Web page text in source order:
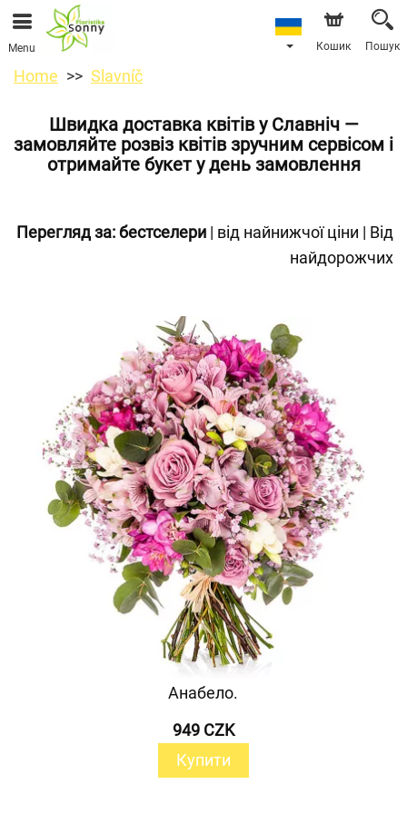
Menu Кошик Пошук
Home Slavníč
Швидка доставка квітів у Славніч —
замовляйте розвіз квітів зручним сервісом і
отримайте букет у день замовлення
Перегляд за:бестселери | від найнижчої ціни | Від
найдорожчих
Анабело.
949 CZK
Купити